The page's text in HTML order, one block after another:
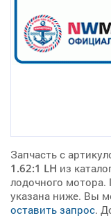
Запчасть с
1.62:1 LH из
лодочного
указана ниже. Вы
оставить запрос.